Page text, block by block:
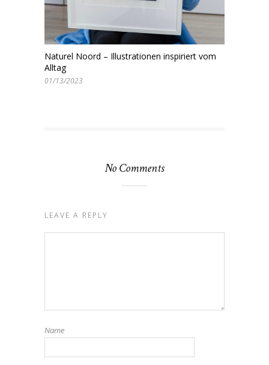
Naturel Noord – Illustrationen inspiriert vom
Alltag
01/13/2023
No Comments
LEAVE A REPLY
Name